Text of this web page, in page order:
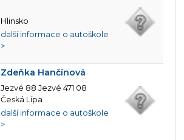
Hlinsko
další informace o autoškole
>
Zdeňka Hančínová
Jezvé 88 Jezvé 471 08
Česká Lípa
další informace o autoškole
>